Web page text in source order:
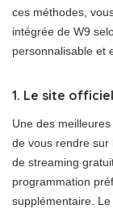
ces méthodes,
intégrée de W9
personnalisable et
1. Le site
Une des
de vous rendre sur
de streaming
programmation
supplémentaire.